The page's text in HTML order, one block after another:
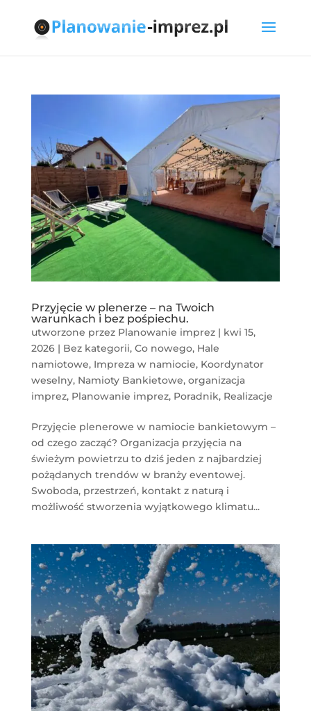
Przyjęcie w plenerze – na Twoich
warunkach i bez pośpiechu.
utworzone przez Planowanie imprez| kwi 15,
2026| Bez kategorii, Co nowego, Hale
namiotowe, Impreza w namiocie, Koordynator
weselny, Namioty Bankietowe, organizacja
imprez, Planowanie imprez, Poradnik, Realizacje
Przyjęcie plenerowe w namiocie bankietowym –
od czego zacząć? Organizacja przyjęcia na
świeżym powietrzu to dziś jeden z najbardziej
pożądanych trendów w branży eventowej.
Swoboda, przestrzeń, kontakt z naturą i
możliwość stworzenia wyjątkowego klimatu...